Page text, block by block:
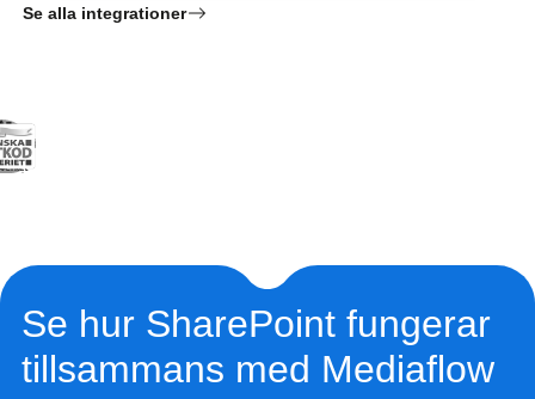
Se alla integrationer
Se hur SharePoint fungerar
tillsammans med Mediaflow